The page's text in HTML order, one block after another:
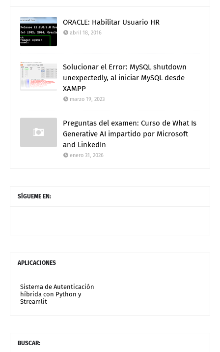
ORACLE: Habilitar Usuario HR
abril 18, 2016
Solucionar el Error: MySQL shutdown
unexpectedly, al iniciar MySQL desde
XAMPP
marzo 19, 2023
Preguntas del examen: Curso de What Is
Generative AI impartido por Microsoft
and LinkedIn
enero 31, 2026
SÍGUEME EN:
APLICACIONES
Sistema de Autenticación
híbrida con Python y
Streamlit
BUSCAR: